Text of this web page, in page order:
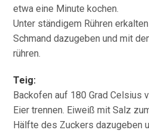
etwa eine Minute kochen.
Unter ständigem Rühren
Schmand dazugeben und mit
rühren.
Teig:
Backofen auf 180 Grad Celsius
Eier trennen. Eiweiß mit Salz
Hälfte des Zuckers dazugeben